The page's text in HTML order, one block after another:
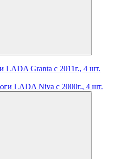
LADA Granta c 2011г., 4 шт.